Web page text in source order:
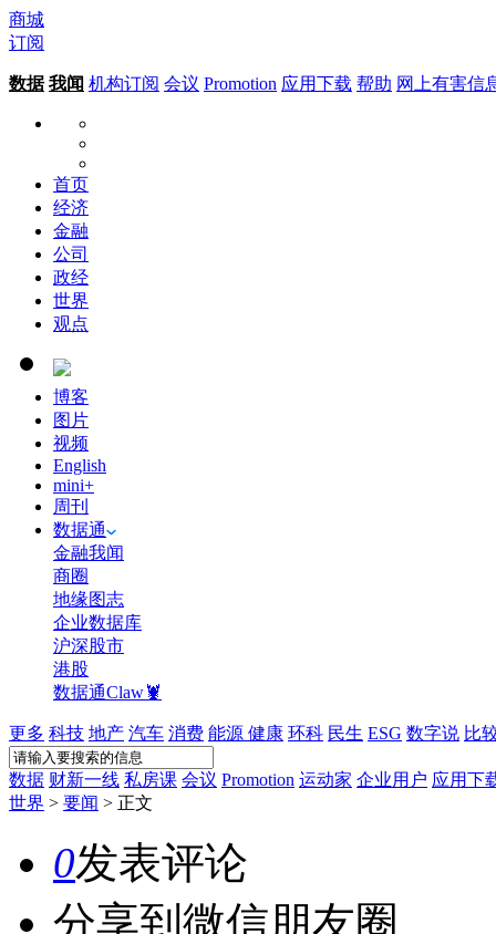
商城
订阅
数据 我闻 机构订阅 会议 Promotion 应用下载 帮助 网上有害信
首页
经济
金融
公司
政经
世界
观点
博客
图片
视频
English
mini+
周刊
数据通
金融我闻
商圈
地缘图志
企业数据库
沪深股市
港股
数据通Claw🦞
更多 科技 地产 汽车 消费 能源 健康 环科 民生 ESG 数字说 比
数据 财新一线 私房课 会议 Promotion 运动家 企业用户 应用下
世界 > 要闻 > 正文
0发表评论
分享到微信朋友圈